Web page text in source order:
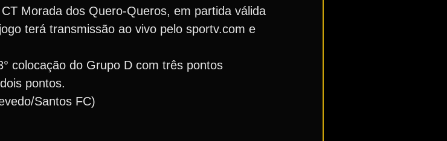
Morada dos Quero-Queros, em partida válida
terá transmissão ao vivo pelo sportv.com e
colocação do Grupo D com três pontos
pontos.
Santos FC)